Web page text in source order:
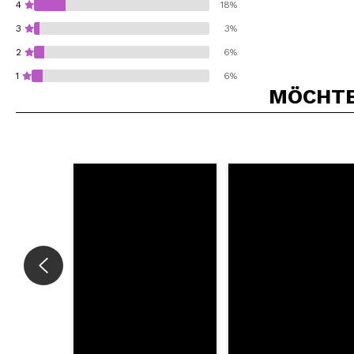
4 18%
3 3%
2 6%
1 6%
Würden Sie diesen